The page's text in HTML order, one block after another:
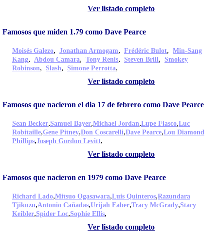
Ver listado completo
Famosos que miden 1.79 como Dave Pearce
Moisés Galezo, Jonathan Armogam, Frédéric Bulot, Min-Sang
Kang, Abdou Camara, Tony Renis, Steven Brill, Smokey
Robinson, Slash, Simone Perrotta,
Ver listado completo
Famosos que nacieron el dia 17 de febrero como Dave Pearce
Sean Becker,Samuel Bayer,Michael Jordan,Lupe Fiasco,Luc
Robitaille,Gene Pitney,Don Coscarelli,Dave Pearce,Lou Diamond
Phillips,Joseph Gordon Levitt,
Ver listado completo
Famosos que nacieron en 1979 como Dave Pearce
Richard Lado,Mitsuo Ogasawara,Luis Quinteros,Razundara
Tjikuzu,Antonio Cañadas,Urijah Faber,Tracy McGrady,Stacy
Keibler,Spider Loc,Sophie Ellis,
Ver listado completo